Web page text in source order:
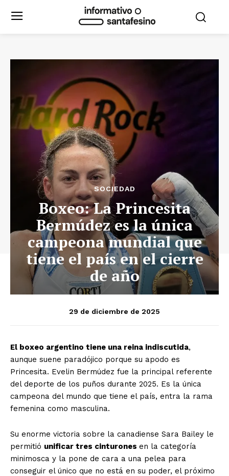
SOCIEDAD
Boxeo: La Princesita
Bermúdez es la única
campeona mundial que
tiene el país en el cierre
de año
29 de diciembre de 2025
El boxeo argentino tiene una reina indiscutida,
aunque suene paradójico porque su apodo es
Princesita. Evelin Bermúdez fue la principal referente
del deporte de los puños durante 2025. Es la única
campeona del mundo que tiene el país, entra la rama
femenina como masculina.
Su enorme victoria sobre la canadiense Sara Bailey le
permitió unificar tres cinturones en la categoría
minimosca y la pone de cara a una pelea para
conseguir el único que no está en su poder, el próximo